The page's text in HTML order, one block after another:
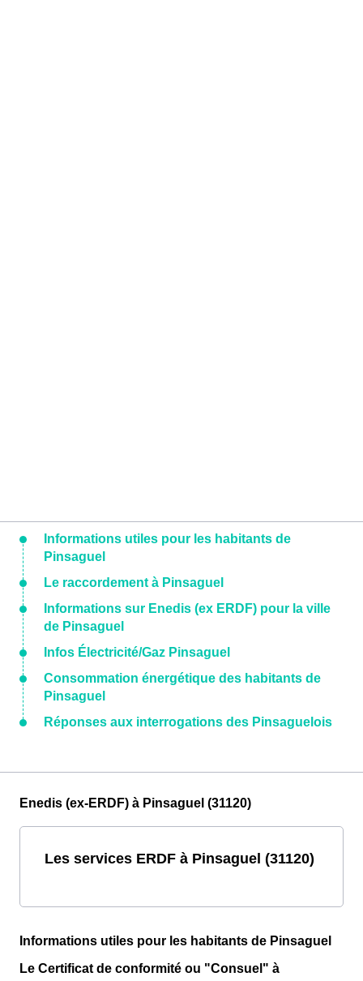
Informations utiles pour les habitants de
Pinsaguel
Le raccordement à Pinsaguel
Informations sur Enedis (ex ERDF) pour la ville
de Pinsaguel
Infos Électricité/Gaz Pinsaguel
Consommation énergétique des habitants de
Pinsaguel
Réponses aux interrogations des Pinsaguelois
Enedis (ex-ERDF) à Pinsaguel (31120)
Les services ERDF à Pinsaguel (31120)
Informations utiles pour les habitants de Pinsaguel
Le Certificat de conformité ou "Consuel" à